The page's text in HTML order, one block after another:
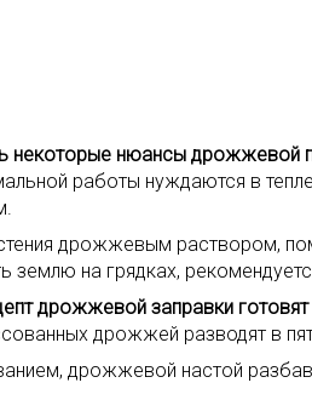
некоторые нюансы дрожжевой
работы нуждаются в
дрожжевым раствором,
землю на грядках,
дрожжевой заправки готовят
дрожжей разводят в
дрожжевой настой